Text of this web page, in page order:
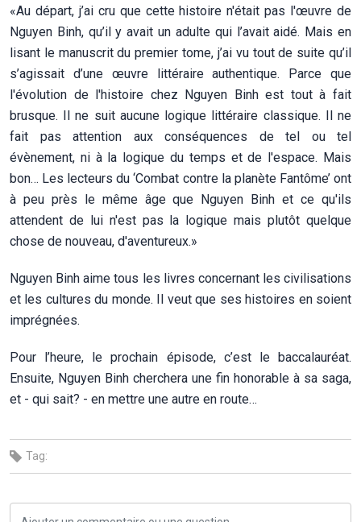
«Au départ, j’ai cru que cette histoire n'était pas l'œuvre de
Nguyen Binh, qu’il y avait un adulte qui l’avait aidé. Mais en
lisant le manuscrit du premier tome, j’ai vu tout de suite qu’il
s’agissait d’une œuvre littéraire authentique. Parce que
l'évolution de l'histoire chez Nguyen Binh est tout à fait
brusque. Il ne suit aucune logique littéraire classique. Il ne
fait pas attention aux conséquences de tel ou tel
évènement, ni à la logique du temps et de l'espace. Mais
bon… Les lecteurs du ‘Combat contre la planète Fantôme’ ont
à peu près le même âge que Nguyen Binh et ce qu'ils
attendent de lui n'est pas la logique mais plutôt quelque
chose de nouveau, d'aventureux.»
Nguyen Binh aime tous les livres concernant les civilisations
et les cultures du monde. Il veut que ses histoires en soient
imprégnées.
Pour l’heure, le prochain épisode, c’est le baccalauréat.
Ensuite, Nguyen Binh cherchera une fin honorable à sa saga,
et - qui sait? - en mettre une autre en route…
Tag: